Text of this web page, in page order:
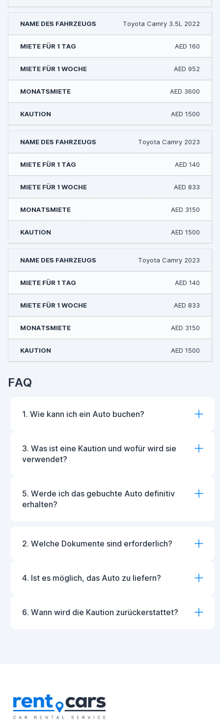
Toyota Camry 3.5L 2022
AED 160
AED 952
AED 3600
AED 1500
Toyota Camry 2023
AED 140
AED 833
AED 3150
AED 1500
Toyota Camry 2023
AED 140
AED 833
AED 3150
AED 1500
FAQ
1. Wie kann ich ein Auto buchen?
3. Was ist eine Kaution und wofür wird sie
verwendet?
5. Werde ich das gebuchte Auto definitiv
erhalten?
2. Welche Dokumente sind erforderlich?
4. Ist es möglich, das Auto zu liefern?
6. Wann wird die Kaution zurückerstattet?